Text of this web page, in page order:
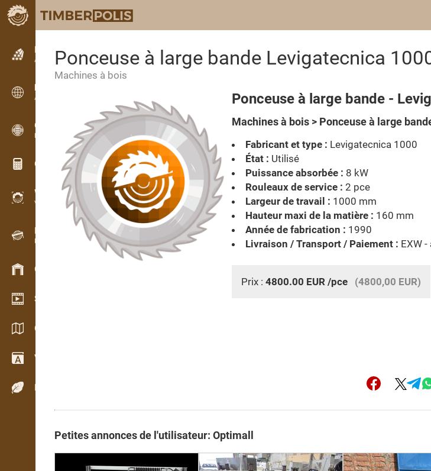
Petites annonces
Annonces texte
Petites annonces
Annonces internationales
OPTI-TIMB
Plans de débit
Calculateurs pour le bois
WoodProfi
Volume de bois avec IA
Enregistreur
Inventaire du bois sur le terrain
Gestion du stock
Schowroom vidéo
Catalogues / Brochures
Vocabulaire
Espèces de bois
Ponceuse à large bande Levigatecnica
Machines à bois
Ponceuse à large bande -
Machines à bois > Ponceuse à large
Fabricant et type : Levigatecnica 1000
État : Utilisé
Puissance absorbée : 8 kW
Rouleaux de service : 2 pce
Largeur de travail : 1000 mm
Hauteur maxi de la matière : 160 mm
Année de fabrication : 1990
Livraison / Transport / Paiement : EXW
Prix : 4800.00 EUR /pce (4800,00 EUR)
Petites annonces de l'utilisateur: Optimall